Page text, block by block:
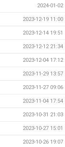
2024-01-02
2023-12-19 11:00
2023-12-14 19:51
2023-12-12 21:34
2023-12-04 17:12
2023-11-29 13:57
2023-11-27 09:06
2023-11-04 17:54
2023-10-31 21:03
2023-10-27 15:01
2023-10-26 19:07